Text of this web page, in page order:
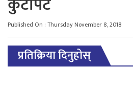
Published On : Thursday November 8, 2018
प्रतिक्रिया दिनुहोस्